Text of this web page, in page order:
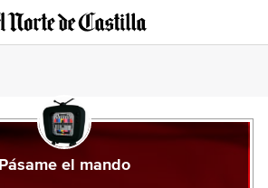
Pásame el mando